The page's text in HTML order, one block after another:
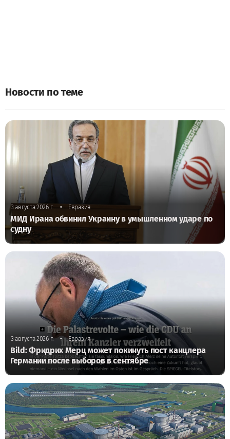
Новости по теме
3 августа 2026 г. • Евразия
МИД Ирана обвинил Украину в умышленном ударе по
судну
3 августа 2026 г. • Евразия
Bild: Фридрих Мерц может покинуть пост канцлера
Германии после выборов в сентябре